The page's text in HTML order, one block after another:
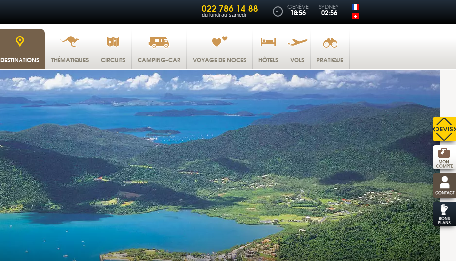
022 786 14 88
du lundi au samedi
GENÈVE
18:56
SYDNEY
02:56
DESTINATIONS THÉMATIQUES CIRCUITS CAMPING-CAR VOYAGE DE NOCES HÔTELS VOLS PRATIQUE